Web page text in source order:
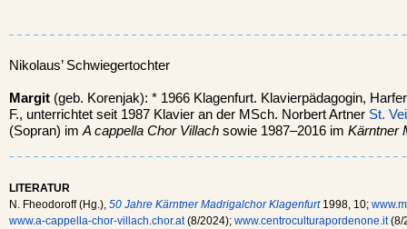
Nikolaus’ Schwiegertochter
Margit (geb. Korenjak): * 1966 Klagenfurt. Klavierpädagogin,
F., unterrichtet seit 1987 Klavier an der MSch. Norbert Artner St.
(Sopran) im A cappella Chor Villach sowie 1987–2016 im Kärntner
LITERATUR
N. Fheodoroff (Hg.), 50 Jahre Kärntner Madrigalchor Klagenfurt1998, 10;
www.a-cappella-chor-villach.chor.at(8/2024); www.centroculturapordenone.it(8/